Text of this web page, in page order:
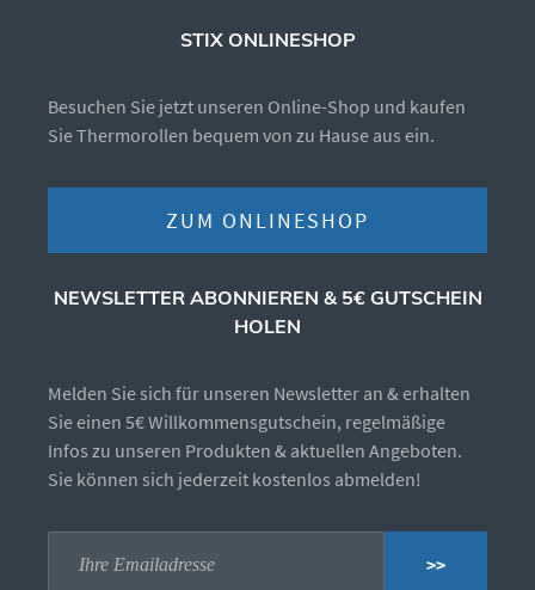
STIX ONLINESHOP
Besuchen Sie jetzt unseren Online-Shop und kaufen
Sie Thermorollen bequem von zu Hause aus ein.
ZUM ONLINESHOP
NEWSLETTER ABONNIEREN & 5€ GUTSCHEIN
HOLEN
Melden Sie sich für unseren Newsletter an & erhalten
Sie einen 5€ Willkommensgutschein, regelmäßige
Infos zu unseren Produkten & aktuellen Angeboten.
Sie können sich jederzeit kostenlos abmelden!
>>